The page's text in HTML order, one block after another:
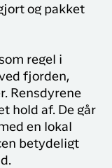
og pakket
regel i
fjorden,
Rensdyrene
hold af. De går
en lokal
betydeligt